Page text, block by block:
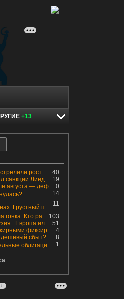
+13
40
Санкции США пристрелили рост акций в России
19
Сенат США принял санкции Линдси Грэма против России
0
Инфляция в начале августа — дефляция из-за топлива и плодоовощной корзины, но услуги продолжают дорожать, а рубль начал ослабевать.
14
11
⛽️Евротранс в руинах. Грустный пост😶😞 Что изменилось в облигациях?
103
Путь к 1500. Пошла гонка. Кто раньше продаст.
51
Где находится Грузия : Европа или Азия
4
💪 ОФЗ с самыми жирными фиксированными купонами
8
Кто сейчас самый дешевый сбыт? Сводный пост по сбытовым компаниям по отчетам РСБУ за Q2 26г.
1
🏗Лучшие строительные облигации первого эшелона